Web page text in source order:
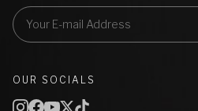
OUR SOCIALS